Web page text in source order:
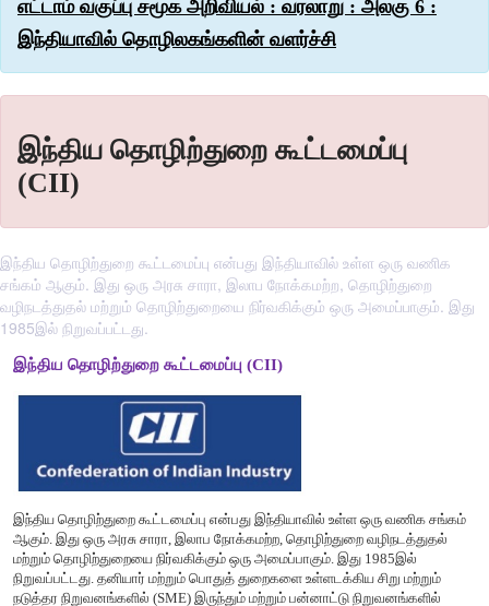
எட்டாம் வகுப்பு சமூக அறிவியல் : வரலாறு : அலகு 6 :
இந்தியாவில் தொழிலகங்களின் வளர்ச்சி
இந்திய தொழிற்துறை கூட்டமைப்பு
(CII)
இந்திய தொழிற்துறை கூட்டமைப்பு என்பது இந்தியாவில் உள்ள ஒரு வணிக
சங்கம் ஆகும். இது ஒரு அரசு சாரா, இலாப நோக்கமற்ற, தொழிற்துறை
வழிநடத்துதல் மற்றும் தொழிற்துறையை நிர்வகிக்கும் ஒரு அமைப்பாகும். இது
1985இல் நிறுவப்பட்டது.
இந்திய தொழிற்துறை கூட்டமைப்பு (CII)